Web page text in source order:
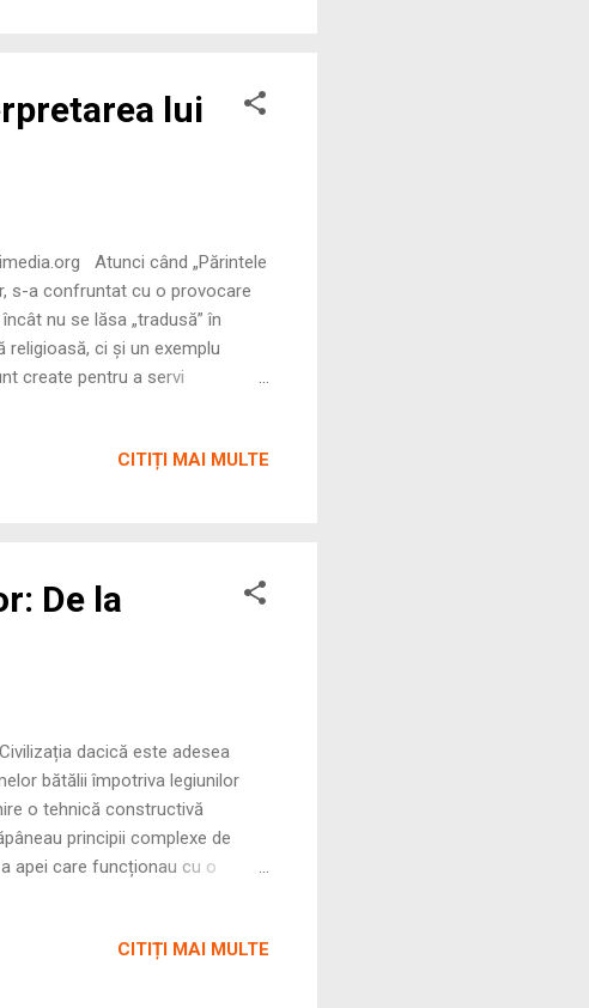
lui
când „Părintele
s-a confruntat cu o provocare
nu se lăsa „tradusă” în
ci și un exemplu
create pentru a servi
Zalmoxis a rămas un nume
CITIȚI MAI MULTE
De la
este adesea
bătălii împotriva legiunilor
o tehnică constructivă
principii complexe de
apei care funcționau cu o
crestele Carpaților
CITIȚI MAI MULTE